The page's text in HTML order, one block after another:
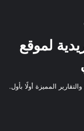
لموقع
المميزة أولًا بأول.